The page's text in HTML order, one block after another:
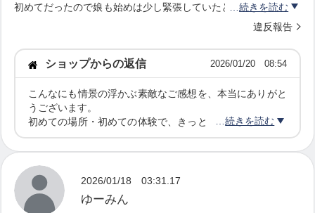
【私がパステルアート教室をやっている理由】
私がパステルアート教室をやっている理由は、「上
手な絵を描いてもらうため」ではありません。
パステルアートと出逢う前の私は、日々の出来事や
自分の選択に対して、「良い・悪い」と無意識にジ
ャッジをしながら、同時に自分自身のこともよく裁
いていました。
初めてだったので娘も始めは少し緊張していたと思いますが、ワ
クワク感の方が優っていて、保育士でもある晴加先生に優しく声
をかけてもらいながら、一緒に参加したお姉様方にも見守られな
がら、楽しくパステルアートを描くことができました😍
指で描いたり、消しゴムを使ってマークを浮き出させたり、新た
な感性が磨かれ、「楽しい！」「できた！」の娘の喜びの顔に私
もときめかせて頂きました♫
額装にもすぐに入れてくださり記念撮影✨
また参加させて頂きたいです😆✨
続きを読む
違反報告
ショップからの返信 2026/01/20 08:54
こんなにも情景の浮かぶ素敵なご感想を、本当にありがと
うございます。
初めての場所・初めての体験で、きっとドキドキもあった
と思いますが、
娘さんの中にある「ワクワク」がどんどん広がっていくお
手伝いができ嬉しく思います。
大切な親子の時間に、パステルアートを選んでくださりあ
りがとうございました。
またぜひ、ご一緒できる日を楽しみにしています。（＾
続きを読む
2026/01/18 03:31.17
ゆーみん